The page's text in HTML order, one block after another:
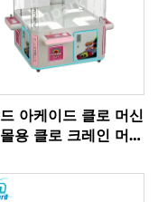
아케이드 클로 머신
용 클로 크레인 머신